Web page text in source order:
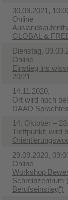
30.09.2021,
Online
GLOBAL &
Dienstag,
Online
Einstieg ins
20/21
14.11.2020,
Ort wird noch
DAAD
14. Oktober –
Treffpunkt: wird
29.09.2020,
Online
Workshop
Schreibzentrum
Berufseinstieg“)